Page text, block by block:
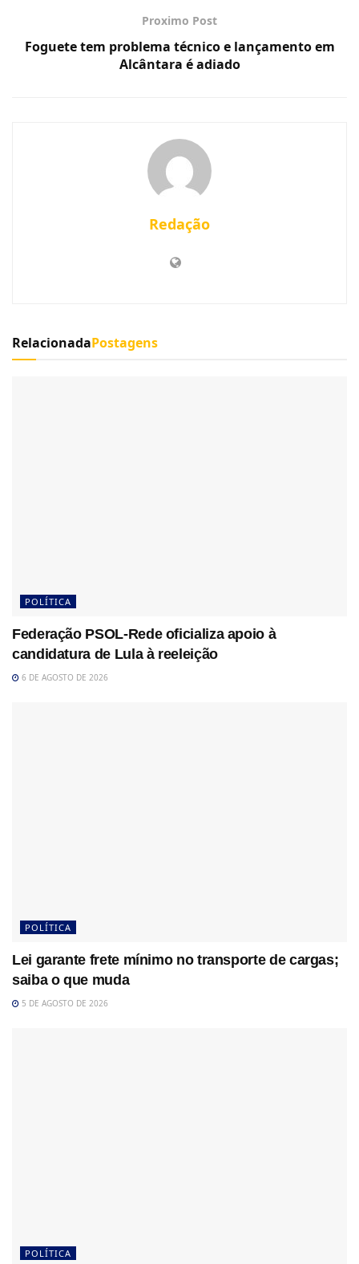
Proximo Post
Foguete tem problema técnico e lançamento em
Alcântara é adiado
Redação
RelacionadaPostagens
POLÍTICA
Federação PSOL-Rede oficializa apoio à
candidatura de Lula à reeleição
6 DE AGOSTO DE 2026
POLÍTICA
Lei garante frete mínimo no transporte de cargas;
saiba o que muda
5 DE AGOSTO DE 2026
POLÍTICA